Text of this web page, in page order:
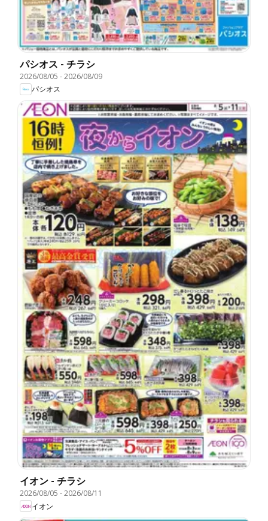
パシオス - チラシ
2026/08/05 -2026/08/09
パシオス
イオン - チラシ
2026/08/05 -2026/08/11
イオン